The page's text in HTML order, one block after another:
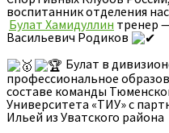
воспитанник отделения
Булат Хамидуллин тренер
Васильевич Родиков
Булат в
профессиональное
составе команды
Университета «ТИУ» с
Ильей из Уватского района